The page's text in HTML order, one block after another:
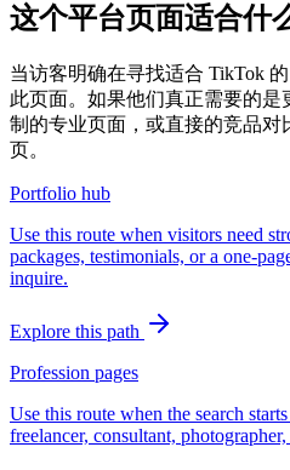
这个平台页面适合什
当访客明确在寻找适合 TikTok
此页面。如果他们真正需要的
制的专业页面，或直接的竞品
页。
Portfolio hub
Use this route when visitors need
packages, testimonials, or a one-
inquire.
Explore this path
Profession pages
Use this route when the search
freelancer, consultant,